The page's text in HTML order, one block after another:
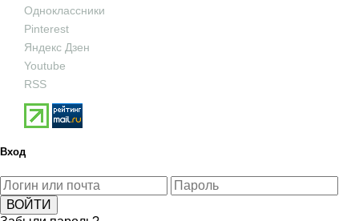
Одноклассники
Pinterest
Яндекс Дзен
Youtube
RSS
Вход